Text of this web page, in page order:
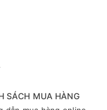
SÁCH MUA HÀNG